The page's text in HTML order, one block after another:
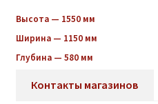
Высота — 1550 мм
Ширина — 1150 мм
Глубина — 580 мм
Контакты магазинов